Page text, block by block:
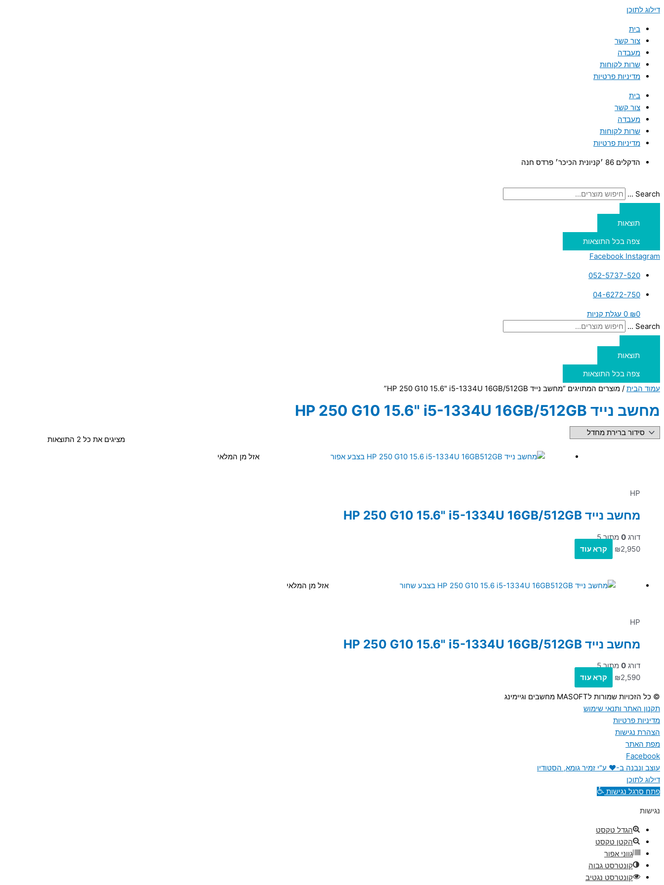
דילוג לתוכן
בית
צור קשר
מעבדה
שרות לקוחות
מדיניות פרטיות
בית
צור קשר
מעבדה
שרות לקוחות
מדיניות פרטיות
הדקלים 86 ׳קניונית הכיכר׳ פרדס חנה
Search ...
תוצאות
צפה בכל התוצאות
Facebook Instagram
052-5737-520
04-6272-750
₪0
0 עגלת קניות
Search ...
תוצאות
צפה בכל התוצאות
עמוד הבית / מוצרים המתויגים “מחשב נייד HP 250 G10 15.6" i5-1334U 16GB/512GB”
מחשב נייד HP 250 G10 15.6" i5-1334U 16GB/512GB
מציגים את כל ⁦2⁩ התוצאות
אזל מן המלאי
HP
מחשב נייד HP 250 G10 15.6" i5-1334U 16GB/512GB
דורג 0 מתוך 5
₪2,950 קרא עוד
אזל מן המלאי
HP
מחשב נייד HP 250 G10 15.6" i5-1334U 16GB/512GB
דורג 0 מתוך 5
₪2,590 קרא עוד
© כל הזכויות שמורות לMASOFT מחשבים וגיימינג
תקנון האתר ותנאי שימוש
מדיניות פרטיות
הצהרת נגישות
מפת האתר
Facebook
עוצב ונבנה ב-♥︎ ע"י זמיר גומא, הסטודיו
דילוג לתוכן
פתח סרגל נגישות
נגישות
הגדל טקסט
הקטן טקסט
גווני אפור
קונטרסט גבוה
קונטרסט נגטיב